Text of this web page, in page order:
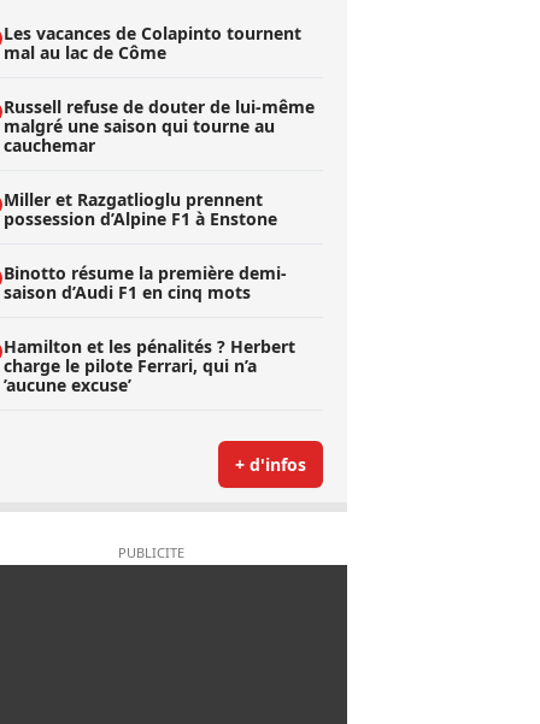
Les vacances de Colapinto tournent
mal au lac de Côme
Russell refuse de douter de lui-même
malgré une saison qui tourne au
cauchemar
Miller et Razgatlioglu prennent
possession d’Alpine F1 à Enstone
Binotto résume la première demi-
saison d’Audi F1 en cinq mots
Hamilton et les pénalités ? Herbert
charge le pilote Ferrari, qui n’a
’aucune excuse’
+ d'infos